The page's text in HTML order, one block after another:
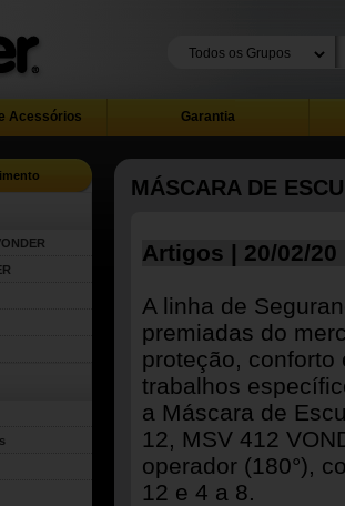
Acessórios Garantia
MÁSCARA DE
Artigos | 20/02/20
A linha de
premiadas do
proteção,
trabalhos
a Máscara de
12, MSV 412
operador (180°),
12 e 4 a 8.